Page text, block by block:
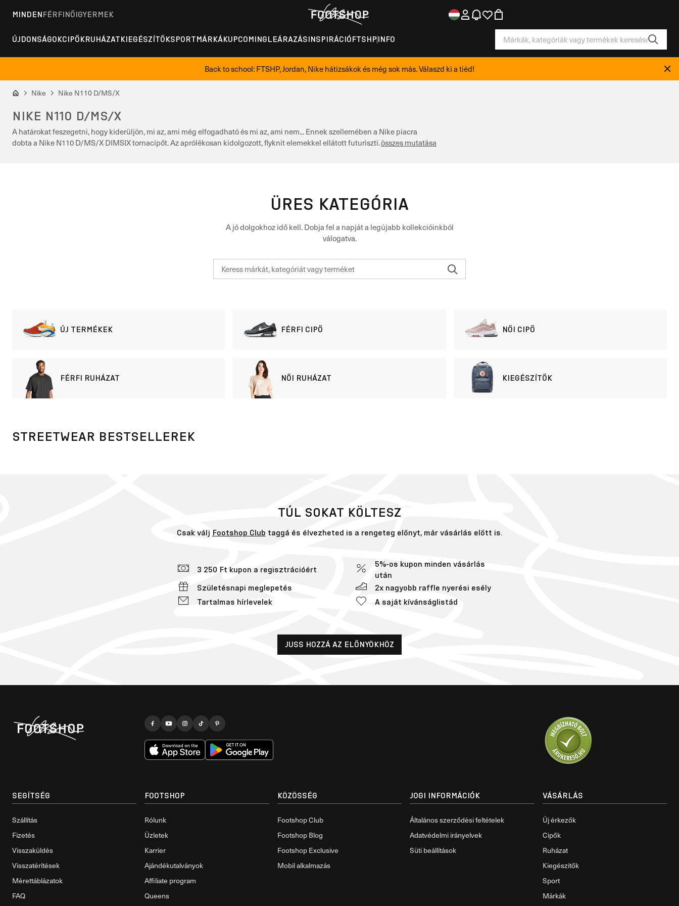
MINDENFÉRFINŐIGYERMEK
ÚJDONSÁGOKCIPŐKRUHÁZATKIEGÉSZÍTŐKSPORTMÁRKÁKUPCOMINGLEÁRAZÁSINSPIRÁCIÓFTSHP INFO
Back to school: FTSHP, Jordan, Nike hátizsákok és még sok más. Válaszd ki a tiéd!
Nike Nike N110 D/MS/X
NIKE N110 D/MS/X
A határokat feszegetni, hogy kiderüljön, mi az, ami még elfogadható és mi az, ami nem... Ennek szellemében a Nike piacra
dobta a Nike N110 D/MS/X DIMSIX tornacipőt. Az aprólékosan kidolgozott, flyknit elemekkel ellátott futuriszti…összes mutatása
ÜRES KATEGÓRIA
A jó dolgokhoz idő kell. Dobja fel a napját a legújabb kollekcióinkból
válogatva.
ÚJ TERMÉKEK FÉRFI CIPŐ NŐI CIPŐ
FÉRFI RUHÁZAT NŐI RUHÁZAT KIEGÉSZÍTŐK
STREETWEAR BESTSELLEREK
TÚL SOKAT KÖLTESZ
Csak válj Footshop Club taggá és élvezheted is a rengeteg előnyt, már vásárlás előtt is.
3 250 Ft kupon a regisztrációért
5%-os kupon minden vásárlás
után
Születésnapi meglepetés
2x nagyobb raffle nyerési esély
Tartalmas hírlevelek
A saját kívánságlistád
JUSS HOZZÁ AZ ELŐNYÖKHÖZ
SEGÍTSÉG
Szállítás
Fizetés
Visszaküldés
Visszatérítések
Mérettáblázatok
FAQ
FOOTSHOP
Rólunk
Üzletek
Karrier
Ajándékutalványok
Affiliate program
Queens
KÖZÖSSÉG
Footshop Club
Footshop Blog
Footshop Exclusive
Mobil alkalmazás
JOGI INFORMÁCIÓK
Általános szerződési feltételek
Adatvédelmi irányelvek
Süti beállítások
VÁSÁRLÁS
Új érkezők
Cipők
Ruházat
Kiegészitők
Sport
Márkák